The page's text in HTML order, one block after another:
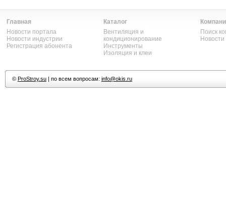
Главная
Новости портала
Новости индустрии
Регистрация абонента
Каталог
Вентиляция и
кондиционирование
Инструменты
Изоляция и клеи
Поиск
© ProStroy.su| по всем вопросам: info@okis.ru